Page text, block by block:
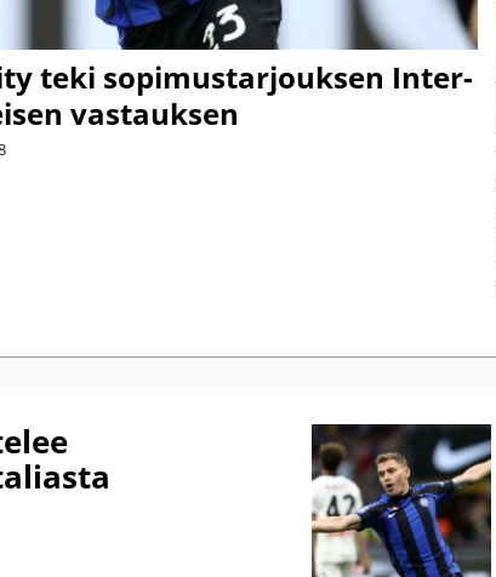
teki sopimustarjouksen Inter-
vastauksen